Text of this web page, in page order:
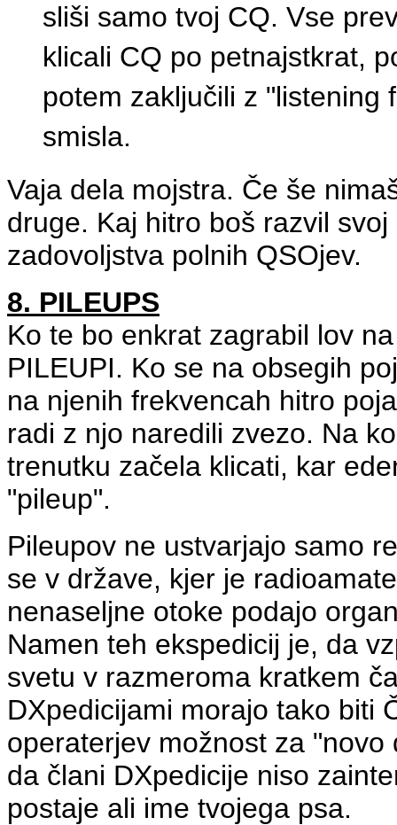
sliši samo tvoj CQ. Vse
klicali CQ po petnajstkrat,
potem zaključili z "listening
smisla.
Vaja dela mojstra. Če še
druge. Kaj hitro boš razvil
zadovoljstva polnih QSOjev.
8. PILEUPS
Ko te bo enkrat zagrabil lov
PILEUPI. Ko se na obsegih
na njenih frekvencah hitro
radi z njo naredili zvezo. Na
trenutku začela klicati, kar
"pileup".
Pileupov ne ustvarjajo samo
se v države, kjer je
nenaseljne otoke podajo
Namen teh ekspedicij je, da
svetu v razmeroma kratkem
DXpedicijami morajo tako biti
operaterjev možnost za
da člani DXpedicije niso
postaje ali ime tvojega psa.